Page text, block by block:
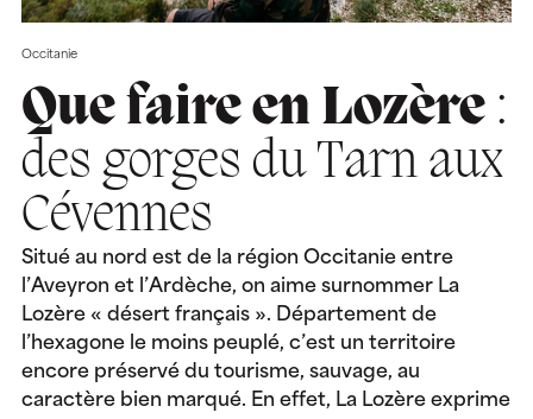
Occitanie
Que faire en Lozère :
des gorges du Tarn aux
Cévennes
Situé au nord est de la région Occitanie entre
l’Aveyron et l’Ardèche, on aime surnommer La
Lozère « désert français ». Département de
l’hexagone le moins peuplé, c’est un territoire
encore préservé du tourisme, sauvage, au
caractère bien marqué. En effet, La Lozère exprime